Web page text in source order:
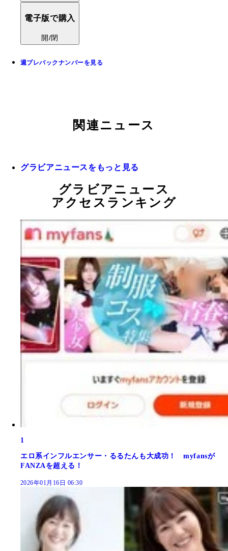
電子版で購入
開/閉
週プレバックナンバーを見る
関連ニュース
グラビアニュースをもっと見る
グラビアニュース
アクセスランキング
1
エロ系インフルエンサー・るるたんも大成功！ myfansが
FANZAを超える！
2026年01月16日 06:30